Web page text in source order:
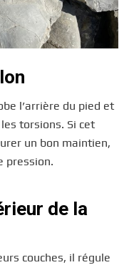
l’arrière du pied et
torsions. Si cet
un bon maintien,
pression.
de la
couches, il régule